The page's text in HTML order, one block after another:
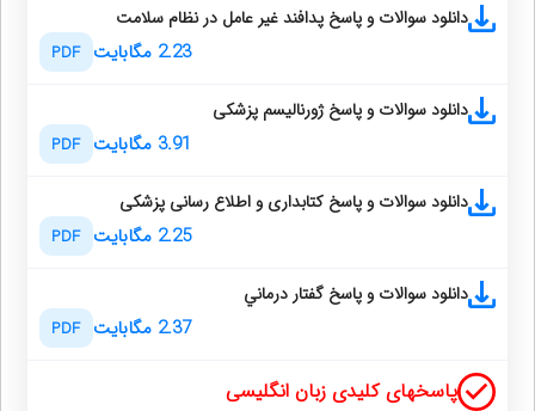
دانلود سوالات و پاسخ پدافند غیر عامل در نظام سلامت
2.23 مگابایت PDF
دانلود سوالات و پاسخ ژورنالیسم پزشکی
3.91 مگابایت PDF
دانلود سوالات و پاسخ کتابداری و اطلاع رسانی پزشکی
2.25 مگابایت PDF
دانلود سوالات و پاسخ گفتار درماني
2.37 مگابایت PDF
پاسخهای کلیدی زبان انگلیسی